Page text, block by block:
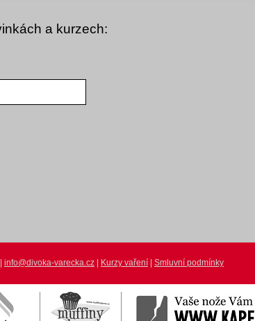
a kurzech:
info@divoka-varecka.cz Kurzy vaření Smluvní podmínky